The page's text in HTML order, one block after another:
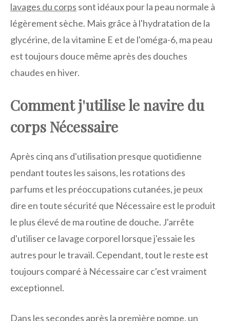
lavages du corps sont idéaux pour la peau normale à
légèrement sèche. Mais grâce à l'hydratation de la
glycérine, de la vitamine E et de l'oméga-6, ma peau
est toujours douce même après des douches
chaudes en hiver.
Comment j'utilise le navire du
corps Nécessaire
Après cinq ans d'utilisation presque quotidienne
pendant toutes les saisons, les rotations des
parfums et les préoccupations cutanées, je peux
dire en toute sécurité que Nécessaire est le produit
le plus élevé de ma routine de douche. J'arrête
d'utiliser ce lavage corporel lorsque j'essaie les
autres pour le travail. Cependant, tout le reste est
toujours comparé à Nécessaire car c'est vraiment
exceptionnel.
Dans les secondes après la première pompe, un